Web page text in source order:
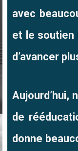
avec
et le soutien
d’avancer
Aujourd’hui,
de
donne